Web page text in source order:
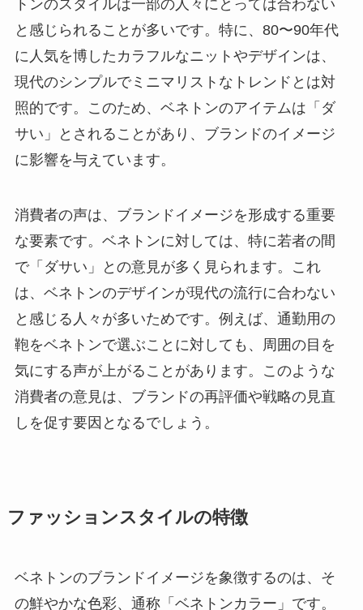
トンのスタイルは一部の人々にとっては合わない
と感じられることが多いです。特に、80〜90年代
に人気を博したカラフルなニットやデザインは、
現代のシンプルでミニマリストなトレンドとは対
照的です。このため、ベネトンのアイテムは「ダ
サい」とされることがあり、ブランドのイメージ
に影響を与えています。
消費者の声は、ブランドイメージを形成する重要
な要素です。ベネトンに対しては、特に若者の間
で「ダサい」との意見が多く見られます。これ
は、ベネトンのデザインが現代の流行に合わない
と感じる人々が多いためです。例えば、通勤用の
鞄をベネトンで選ぶことに対しても、周囲の目を
気にする声が上がることがあります。このような
消費者の意見は、ブランドの再評価や戦略の見直
しを促す要因となるでしょう。
ファッションスタイルの特徴
ベネトンのブランドイメージを象徴するのは、そ
の鮮やかな色彩、通称「ベネトンカラー」です。